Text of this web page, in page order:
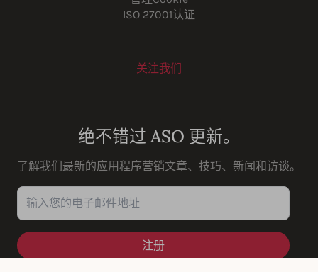
ISO 27001认证
关注我们
绝不错过 ASO 更新。
了解我们最新的应用程序营销文章、技巧、新闻和访谈。
输入您的电子邮件地址